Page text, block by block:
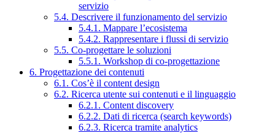
servizio
5.4. Descrivere il funzionamento del servizio
5.4.1. Mappare l’ecosistema
5.4.2. Rappresentare i flussi di servizio
5.5. Co-progettare le soluzioni
5.5.1. Workshop di co-progettazione
6. Progettazione dei contenuti
6.1. Cos’è il content design
6.2. Ricerca utente sui contenuti e il linguaggio
6.2.1. Content discovery
6.2.2. Dati di ricerca (search keywords)
6.2.3. Ricerca tramite analytics